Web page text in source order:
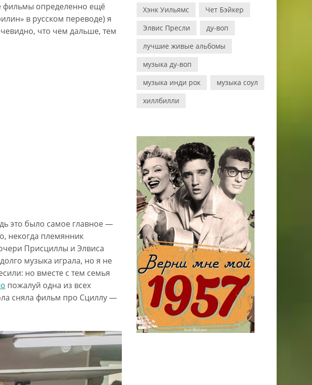
фильмы определенно ещё
в русском переводе) я
что чем дальше, тем
это было самое главное —
некогда племянник
Присциллы и Элвиса
музыка играла, но я не
но вместе с тем семья
пожалуй одна из всех
сняла фильм про Сциллу —
Хэнк Уильямс
Чет Бэйкер
Элвис Пресли
ду-воп
лучшие живые альбомы
музыка ду-воп
музыка инди рок
музыка соул
хиллбилли